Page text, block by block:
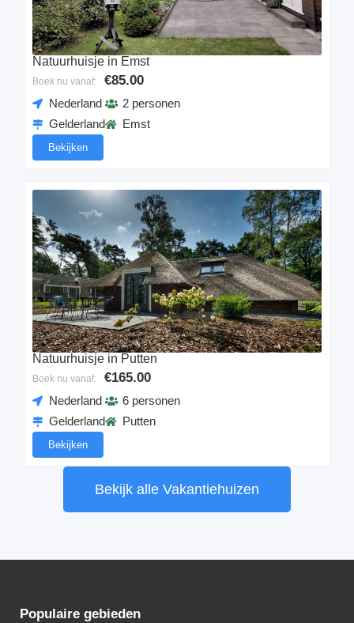
Natuurhuisje in Emst
Boek nu vanaf: €85.00
Nederland
Gelderland
2 personen
Emst
Bekijken
Natuurhuisje in Putten
Boek nu vanaf: €165.00
Nederland
Gelderland
6 personen
Putten
Bekijken
Bekijk alle Vakantiehuizen
Populaire gebieden